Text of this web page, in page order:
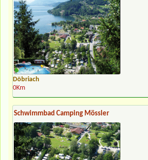
Döbriach
0Km
Schwimmbad Camping Mössler